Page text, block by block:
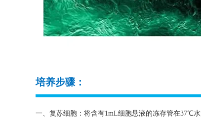
培养步骤：
一、复苏细胞：将含有1mL细胞悬液的冻存管在37℃